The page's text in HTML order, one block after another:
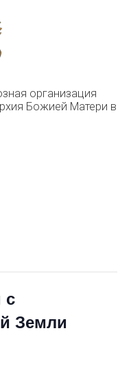
организация
Божией Матери в
с
Земли